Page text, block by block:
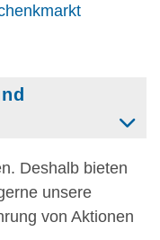
Deshalb bieten
unsere
von Aktionen